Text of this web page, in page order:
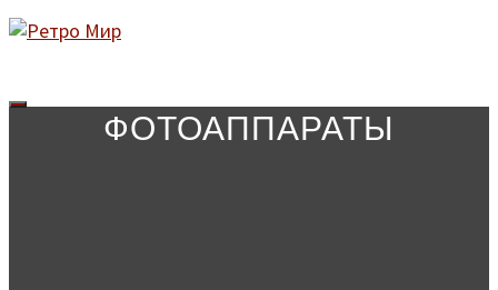
ФОТОАППАРАТЫ